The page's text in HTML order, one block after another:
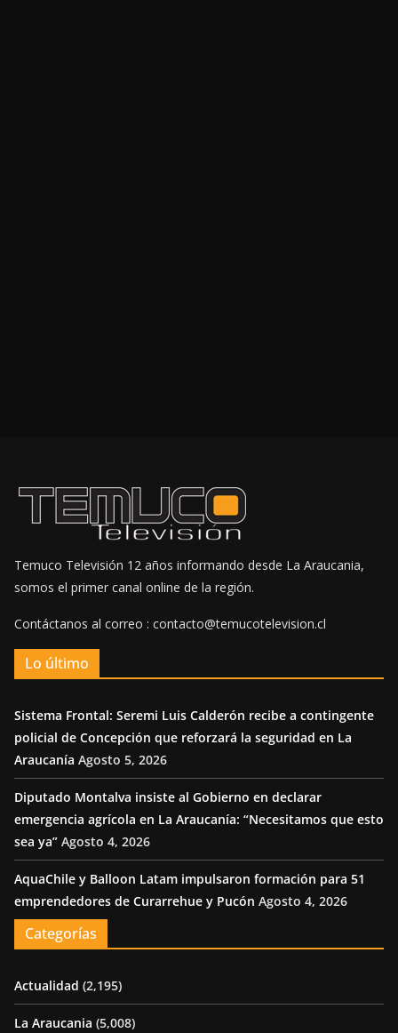
Temuco Televisión 12 años informando desde La Araucania,
somos el primer canal online de la región.
Contáctanos al correo : contacto@temucotelevision.cl
Lo último
Sistema Frontal: Seremi Luis Calderón recibe a contingente
policial de Concepción que reforzará la seguridad en La
Araucanía Agosto 5, 2026
Diputado Montalva insiste al Gobierno en declarar
emergencia agrícola en La Araucanía: “Necesitamos que esto
sea ya” Agosto 4, 2026
AquaChile y Balloon Latam impulsaron formación para 51
emprendedores de Curarrehue y Pucón Agosto 4, 2026
Categorías
Actualidad (2,195)
La Araucania (5,008)